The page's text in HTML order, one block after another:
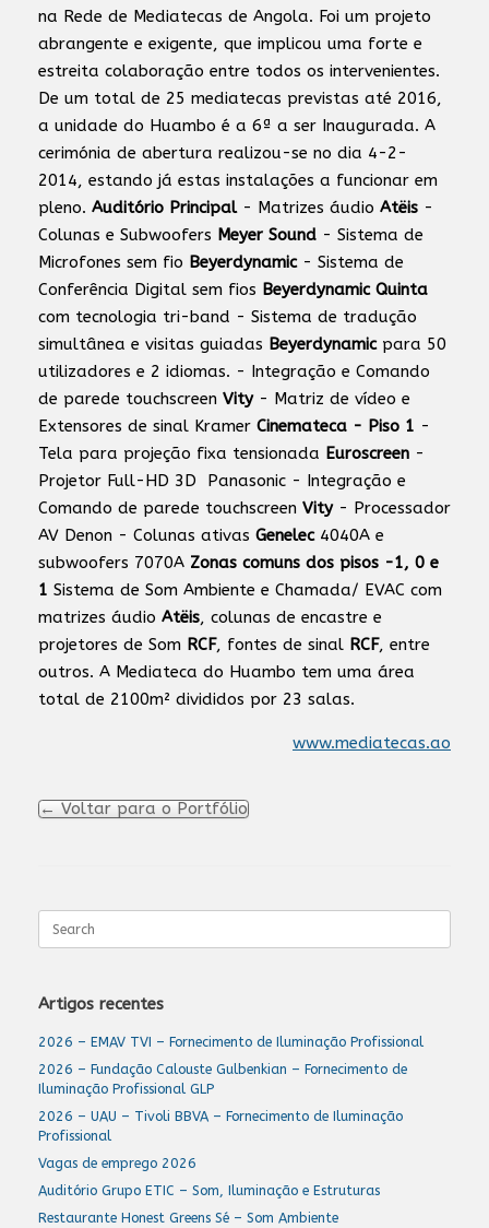
na Rede de Mediatecas de Angola. Foi um projeto
abrangente e exigente, que implicou uma forte e
estreita colaboração entre todos os intervenientes.
De um total de 25 mediatecas previstas até 2016,
a unidade do Huambo é a 6ª a ser Inaugurada. A
cerimónia de abertura realizou-se no dia 4-2-
2014, estando já estas instalações a funcionar em
pleno. Auditório Principal- Matrizes áudio Atëis -
Colunas e Subwoofers Meyer Sound - Sistema de
Microfones sem fio Beyerdynamic- Sistema de
Conferência Digital sem fios Beyerdynamic Quinta
com tecnologia tri-band - Sistema de tradução
simultânea e visitas guiadas Beyerdynamicpara 50
utilizadores e 2 idiomas. - Integração e Comando
de parede touchscreen Vity- Matriz de vídeo e
Extensores de sinal Kramer Cinemateca - Piso 1 -
Tela para projeção fixa tensionada Euroscreen -
Projetor Full-HD 3D Panasonic - Integração e
Comando de parede touchscreen Vity- Processador
AV Denon - Colunas ativas Genelec4040A e
subwoofers 7070A Zonas comuns dos pisos -1, 0 e
1 Sistema de Som Ambiente e Chamada/ EVAC com
matrizes áudio Atëis, colunas de encastre e
projetores de Som RCF, fontes de sinal RCF, entre
outros. A Mediateca do Huambo tem uma área
total de 2100m² divididos por 23 salas.
www.mediatecas.ao
← Voltar para o Portfólio
for:
Artigos recentes
2026 – EMAV TVI – Fornecimento de Iluminação Profissional
2026 – Fundação Calouste Gulbenkian – Fornecimento de
Iluminação Profissional GLP
2026 – UAU – Tivoli BBVA – Fornecimento de Iluminação
Profissional
Vagas de emprego 2026
Auditório Grupo ETIC – Som, Iluminação e Estruturas
Restaurante Honest Greens Sé – Som Ambiente